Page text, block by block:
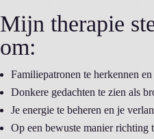
Mijn therapie
om:
Familiepatronen te herkennen
Donkere gedachten te zien als
Je energie te beheren en je
Op een bewuste manier richting